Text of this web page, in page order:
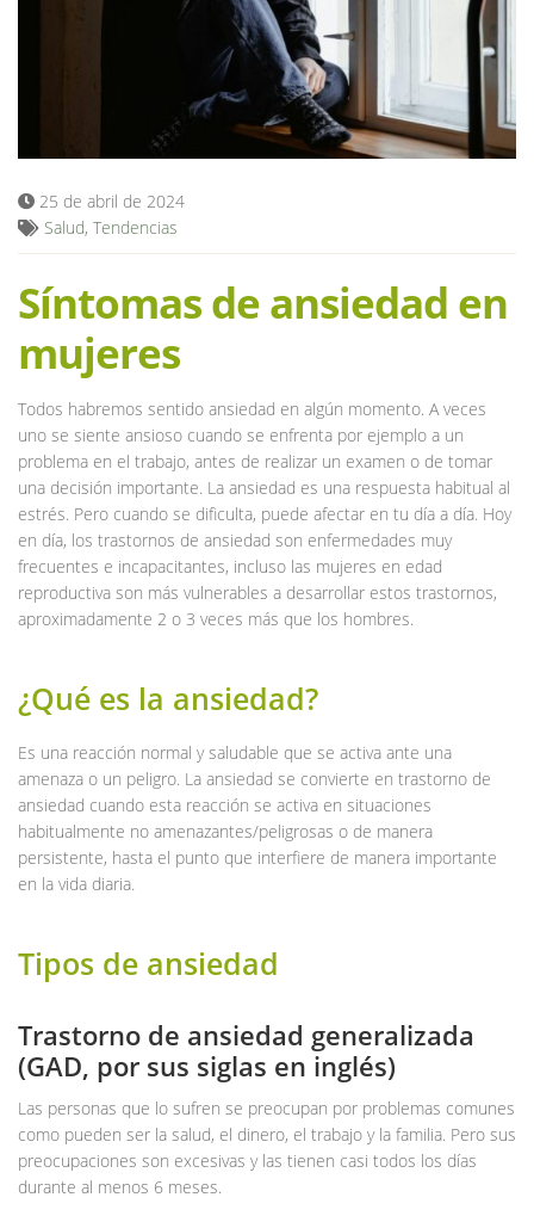
25 de abril de 2024
Salud, Tendencias
Síntomas de ansiedad en
mujeres
Todos habremos sentido ansiedad en algún momento. A veces
uno se siente ansioso cuando se enfrenta por ejemplo a un
problema en el trabajo, antes de realizar un examen o de tomar
una decisión importante. La ansiedad es una respuesta habitual al
estrés. Pero cuando se dificulta, puede afectar en tu día a día. Hoy
en día, los trastornos de ansiedad son enfermedades muy
frecuentes e incapacitantes, incluso las mujeres en edad
reproductiva son más vulnerables a desarrollar estos trastornos,
aproximadamente 2 o 3 veces más que los hombres.
¿Qué es la ansiedad?
Es una reacción normal y saludable que se activa ante una
amenaza o un peligro. La ansiedad se convierte en trastorno de
ansiedad cuando esta reacción se activa en situaciones
habitualmente no amenazantes/peligrosas o de manera
persistente, hasta el punto que interfiere de manera importante
en la vida diaria.
Tipos de ansiedad
Trastorno de ansiedad generalizada
(GAD, por sus siglas en inglés)
Las personas que lo sufren se preocupan por problemas comunes
como pueden ser la salud, el dinero, el trabajo y la familia. Pero sus
preocupaciones son excesivas y las tienen casi todos los días
durante al menos 6 meses.